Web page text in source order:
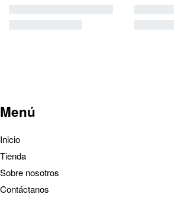
Menú
Inicio
Tienda
Sobre nosotros
Contáctanos